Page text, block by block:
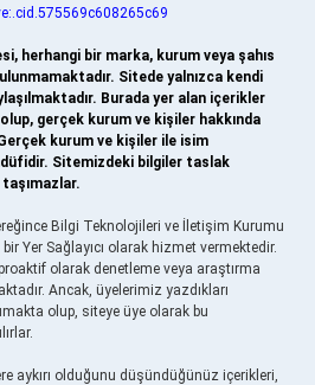
herhangi bir marka, kurum veya şahıs
Sitede yalnızca kendi
Burada yer alan içerikler
gerçek kurum ve kişiler hakkında
kurum ve kişiler ile isim
Sitemizdeki bilgiler taslak
Bilgi Teknolojileri ve İletişim Kurumu
Yer Sağlayıcı olarak hizmet vermektedir.
olarak denetleme veya araştırma
Ancak, üyelerimiz yazdıkları
olup, siteye üye olarak bu
aykırı olduğunu düşündüğünüz içerikleri,